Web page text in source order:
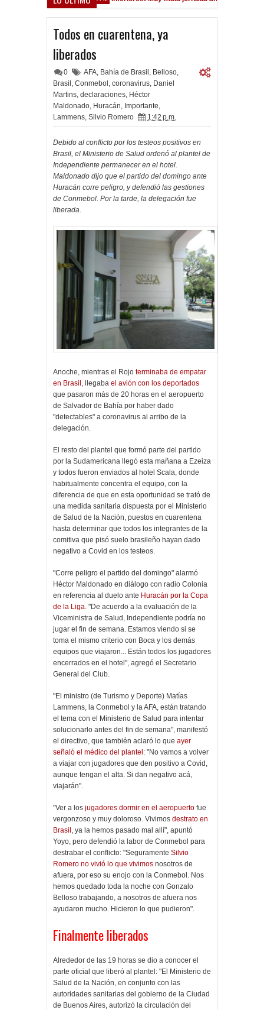
Todos en cuarentena, ya
liberados
0 AFA, Bahía de Brasil , Belloso,
Brasil , Conmebol , coronavirus, Daniel
Martins, declaraciones, Héctor
Maldonado, Huracán, Importante,
Lammens, Silvio Romero 1:42 p.m.
Debido al conflicto por los testeos positivos en
Brasil, el Ministerio de Salud ordenó al plantel de
Independiente permanecer en el hotel.
Maldonado dijo que el partido del domingo ante
Huracán corre peligro, y defendió las gestiones
de Conmebol. Por la tarde, la delegación fue
liberada.
Anoche, mientras el Rojo terminaba de empatar
en Brasil , llegaba el avión con los deportados
que pasaron más de 20 horas en el aeropuerto
de Salvador de Bahía por haber dado
"detectables" a coronavirus al arribo de la
delegación.
El resto del plantel que formó parte del partido
por la Sudamericana llegó esta mañana a Ezeiza
y todos fueron enviados al hotel Scala, donde
habitualmente concentra el equipo, con la
diferencia de que en esta oportunidad se trató de
una medida sanitaria dispuesta por el Ministerio
de Salud de la Nación, puestos en cuarentena
hasta determinar que todos los integrantes de la
comitiva que pisó suelo brasileño hayan dado
negativo a Covid en los testeos.
"Corre peligro el partido del domingo" alarmó
Héctor Maldonado en diálogo con radio Colonia
en referencia al duelo ante Huracán por la Copa
de la Liga . "De acuerdo a la evaluación de la
Viceministra de Salud, Independiente podría no
jugar el fin de semana. Estamos viendo si se
toma el mismo criterio con Boca y los demás
equipos que viajaron... Están todos los jugadores
encerrados en el hotel", agregó el Secretario
General del Club.
"El ministro (de Turismo y Deporte) Matías
Lammens, la Conmebol y la AFA, están tratando
el tema con el Ministerio de Salud para intentar
solucionarlo antes del fin de semana", manifestó
el directivo, que también aclaró lo que ayer
señaló el médico del plantel: "No vamos a volver
a viajar con jugadores que den positivo a Covid,
aunque tengan el alta. Si dan negativo acá,
viajarán".
"Ver a los jugadores dormir en el aeropuerto fue
vergonzoso y muy doloroso. Vivimos destrato en
Brasil , ya la hemos pasado mal allí", apuntó
Yoyo, pero defendió la labor de Conmebol para
destrabar el conflicto: "Seguramente Silvio
Romero no vivió lo que vivimos nosotros de
afuera, por eso su enojo con la Conmebol. Nos
hemos quedado toda la noche con Gonzalo
Belloso trabajando, a nosotros de afuera nos
ayudaron mucho. Hicieron lo que pudieron".
Finalmente liberados
Alrededor de las 19 horas se dio a conocer el
parte oficial que liberó al plantel: "El Ministerio de
Salud de la Nación, en conjunto con las
autoridades sanitarias del gobierno de la Ciudad
de Buenos Aires, autorizó la circulación del